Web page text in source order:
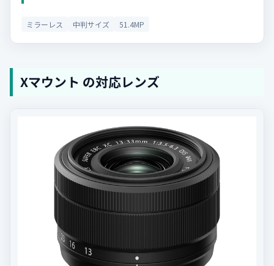
ミラーレス 中判サイズ 51.4MP
Xマウント の対応レンズ